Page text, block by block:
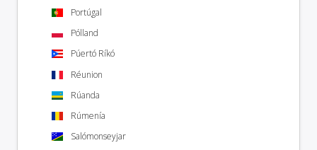
Portúgal
Pólland
Púertó Ríkó
Réunion
Rúanda
Rúmenía
Salómonseyjar